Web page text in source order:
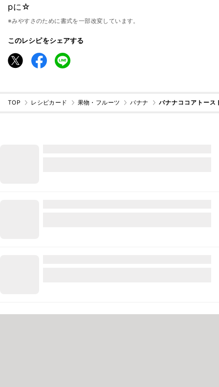
pに☆
※みやすさのために書式を一部改変しています。
このレシピをシェアする
TOP レシピカード 果物・フルーツ バナナ バナナココアトー